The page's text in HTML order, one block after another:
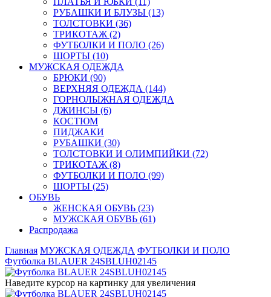
РУБАШКИ И БЛУЗЫ (13)
ТОЛСТОВКИ (36)
ТРИКОТАЖ (2)
ФУТБОЛКИ И ПОЛО (26)
ШОРТЫ (10)
МУЖСКАЯ ОДЕЖДА
БРЮКИ (90)
ВЕРХНЯЯ ОДЕЖДА (144)
ГОРНОЛЫЖНАЯ ОДЕЖДА
ДЖИНСЫ (6)
КОСТЮМ
ПИДЖАКИ
РУБАШКИ (30)
ТОЛСТОВКИ И ОЛИМПИЙКИ (72)
ТРИКОТАЖ (8)
ФУТБОЛКИ И ПОЛО (99)
ШОРТЫ (25)
ОБУВЬ
ЖЕНСКАЯ ОБУВЬ (23)
МУЖСКАЯ ОБУВЬ (61)
Распродажа
Главная МУЖСКАЯ ОДЕЖДА ФУТБОЛКИ И ПОЛО
Футболка BLAUER 24SBLUH02145
Наведите курсор на картинку для увеличения